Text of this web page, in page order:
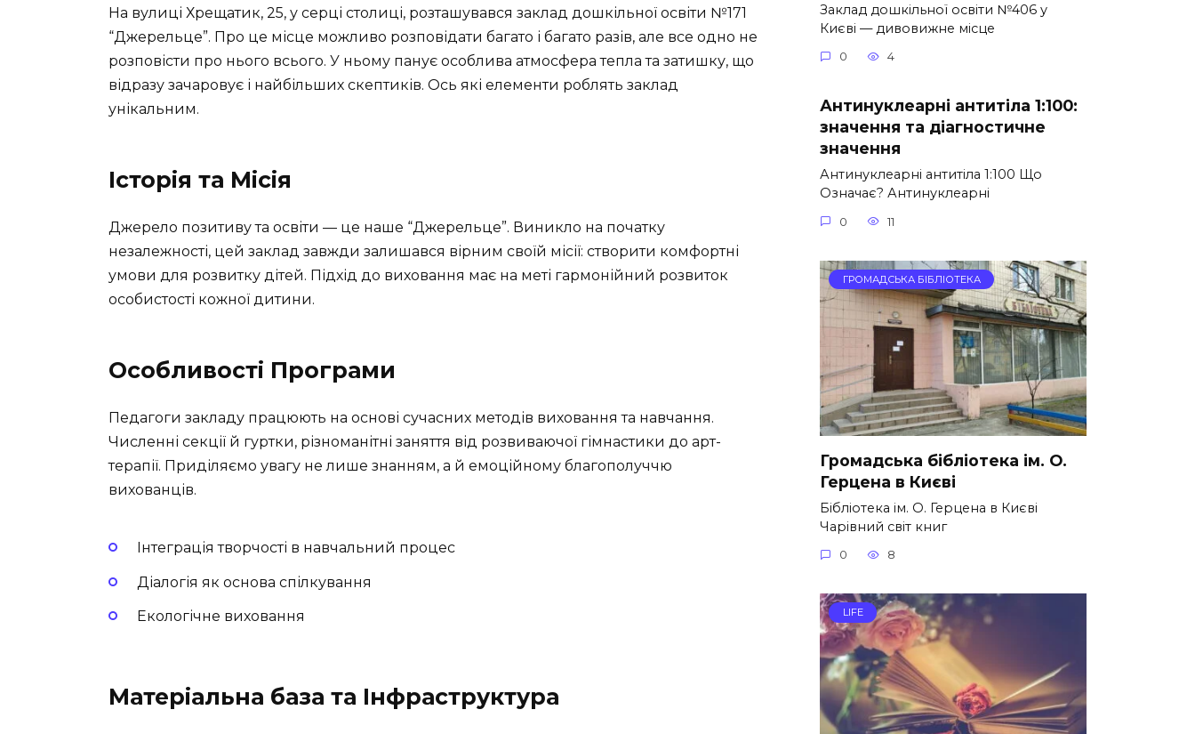
На вулиці Хрещатик, 25, у серці столиці, розташувався заклад дошкільної освіти №171
“Джерельце”. Про це місце можливо розповідати багато і багато разів, але все одно не
розповісти про нього всього. У ньому панує особлива атмосфера тепла та затишку, що
відразу зачаровує і найбільших скептиків. Ось які елементи роблять заклад
унікальним.
Історія та Місія
Джерело позитиву та освіти — це наше “Джерельце”. Виникло на початку
незалежності, цей заклад завжди залишався вірним своїй місії: створити комфортні
умови для розвитку дітей. Підхід до виховання має на меті гармонійний розвиток
особистості кожної дитини.
Особливості Програми
Педагоги закладу працюють на основі сучасних методів виховання та навчання.
Численні секції й гуртки, різноманітні заняття від розвиваючої гімнастики до арт-
терапії. Приділяємо увагу не лише знанням, а й емоційному благополуччю
вихованців.
Інтеграція творчості в навчальний процес
Діалогія як основа спілкування
Екологічне виховання
Матеріальна база та Інфраструктура
Заклад дошкільної освіти №406 у
Києві — дивовижне місце
0 4
Антинуклеарні антитіла 1:100:
значення та діагностичне
значення
Антинуклеарні антитіла 1:100 Що
Означає? Антинуклеарні
0 11
ГРОМАДСЬКА БІБЛІОТЕКА
Громадська бібліотека ім. О.
Герцена в Києві
Бібліотека ім. О. Герцена в Києві
Чарівний світ книг
0 8
LIFE